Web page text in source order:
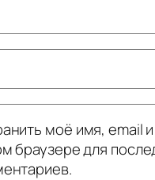
моё имя, email
браузере для